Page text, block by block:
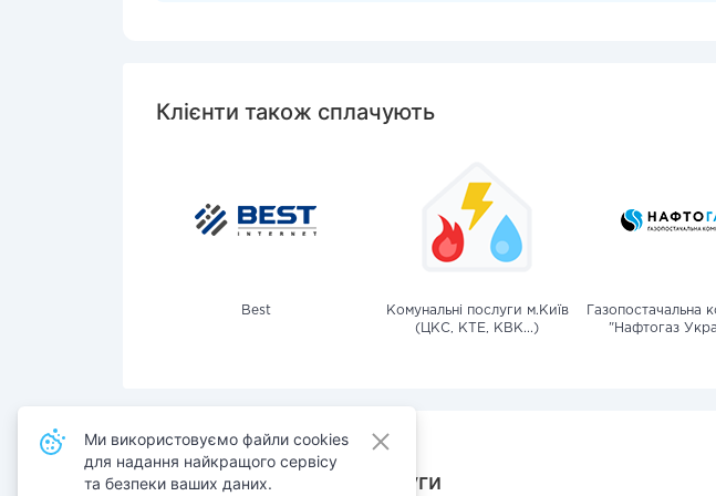
Клієнти також сплачують
Best
Комунальні послуги м.Київ
(ЦКС, КТЕ, КВК...)
Газопостачальна
"Нафтогаз
Також сплачують послуги
Ми використовуємо файли cookies
для надання найкращого сервісу
та безпеки ваших даних.